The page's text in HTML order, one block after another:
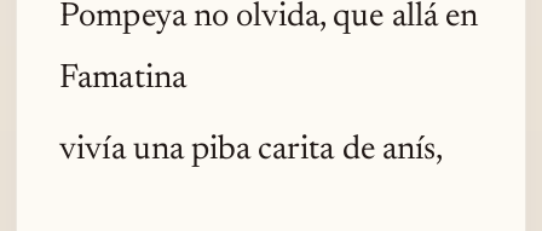
Pompeya no olvida, que allá en
Famatina
vivía una piba carita de anís,